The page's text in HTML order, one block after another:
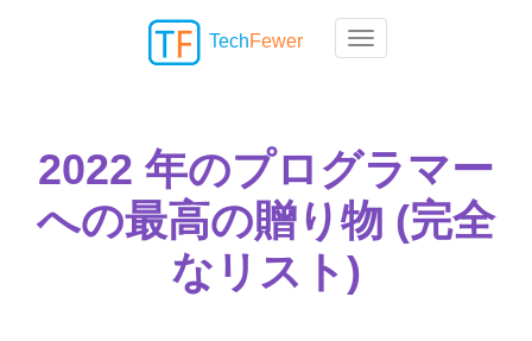
Toggle navigation
TechFewer
2022 年のプログラマー
への最高の贈り物 (完全
なリスト)